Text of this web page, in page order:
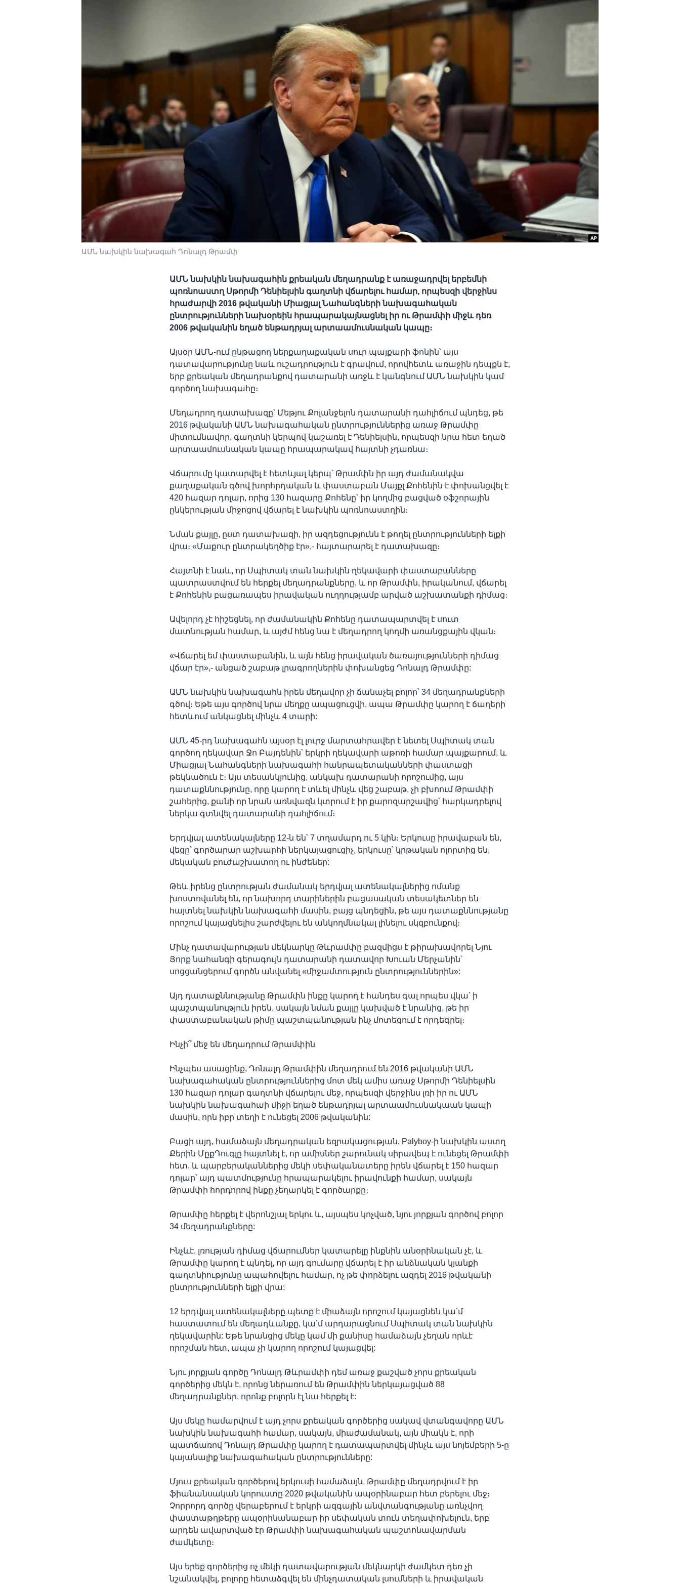
ԱՄՆ նախկին նախագահ Դոնալդ Թրամփ
ԱՄՆ նախկին նախագահին քրեական մեղադրանք է առաջադրվել երբեմնի
պոռնոաստղ Սթորմի Դենիելսին գաղտնի վճարելու համար, որպեսզի վերջինս
հրաժարվի 2016 թվականի Միացյալ Նահանգների նախագահական
ընտրությունների նախօրեին հրապարակայնացնել իր ու Թրամփի միջև դեռ
2006 թվականին եղած ենթադրյալ արտաամուսնական կապը։
Այսօր ԱՄՆ-ում ընթացող ներքաղաքական սուր պայքարի ֆոնին՝ այս
դատավարությունը նաև ուշադրություն է գրավում, որովհետև առաջին դեպքն է,
երբ քրեական մեղադրանքով դատարանի առջև է կանգնում ԱՄՆ նախկին կամ
գործող նախագահը։
Մեղադրող դատախազը՝ Մեթյու Քոլանջելոն դատարանի դահլիճում պնդեց, թե
2016 թվականի ԱՄՆ նախագահական ընտրություններից առաջ Թրամփը
միտումնավոր, գաղտնի կերպով կաշառել է Դենիելսին, որպեսզի նրա հետ եղած
արտաամուսնական կապը հրապարակավ հայտնի չդառնա։
Վճարումը կատարվել է հետևյալ կերպ՝ Թրամփն իր այդ ժամանակվա
քաղաքական գծով խորհրդական և փաստաբան Մայքլ Քոհենին է փոխանցվել է
420 հազար դոլար, որից 130 հազարը Քոհենը՝ իր կողմից բացված օֆշորային
ընկերության միջոցով վճարել է նախկին պոռնոաստղին։
Նման քայլը, ըստ դատախազի, իր ազդեցությունն է թողել ընտրությունների ելքի
վրա։ «Մաքուր ընտրակեղծիք էր»,- հայտարարել է դատախազը։
Հայտնի է նաև, որ Սպիտակ տան նախկին ղեկավարի փաստաբանները
պատրաստվում են հերքել մեղադրանքները, և որ Թրամփն, իրականում, վճարել
է Քոհենին բացառապես իրավական ուղղությամբ արված աշխատանքի դիմաց։
Ավելորդ չէ հիշեցնել, որ ժամանակին Քոհենը դատապարտվել է սուտ
մատնության համար, և այժմ հենց նա է մեղադրող կողմի առանցքային վկան։
«Վճարել եմ փաստաբանին, և այն հենց իրավական ծառայությունների դիմաց
վճար էր»,- անցած շաբաթ լրագրողներին փոխանցեց Դոնալդ Թրամփը:
ԱՄՆ նախկին նախագահն իրեն մեղավոր չի ճանաչել բոլոր՝ 34 մեղադրանքների
գծով։ Եթե այս գործով նրա մեղքը ապացուցվի, ապա Թրամփը կարող է ճաղերի
հետևում անկացնել մինչև 4 տարի:
ԱՄՆ 45-րդ նախագահն այսօր էլ լուրջ մարտահրավեր է նետել Սպիտակ տան
գործող ղեկավար Ջո Բայդենին՝ երկրի ղեկավարի աթոռի համար պայքարում, և
Միացյալ Նահանգների նախագահի հանրապետականների փաստացի
թեկնածուն է։ Այս տեսանկյունից, անկախ դատարանի որոշումից, այս
դատաքննությունը, որը կարող է տևել մինչև վեց շաբաթ, չի բխոում Թրամփի
շահերից, քանի որ նրան առնվազն կտրում է իր քարոզարշավից՝ հարկադրելով
ներկա գտնվել դատարանի դահլիճում։
Երդվյալ ատենակալները 12-ն են՝ 7 տղամարդ ու 5 կին։ Երկուսը իրավաբան են,
վեցը՝ գործարար աշխարհի ներկայացուցիչ, երկուսը՝ կրթական ոլորտից են,
մեկական բուժաշխատող ու ինժեներ:
Թեև իրենց ընտրության ժամանակ երդվյալ ատենակալներից ոմանք
խոստովանել են, որ նախորդ տարիներին բացասական տեսակետներ են
հայտնել նախկին նախագահի մասին, բայց պնդեցին, թե այս դատաքննությանը
որոշում կայացնելիս շարժվելու են անկողմնակալ լինելու սկզբունքով։
Մինչ դատավարության մեկնարկը Թևրամփը բազմիցս է թիրախավորել Նյու
Յորք նահանգի գերագույն դատարանի դատավոր Խուան Մերչանին՝
սոցցանցերում գործն անվանել «միջամտություն ընտրություններին»:
Այդ դատաքննությանը Թրամփն ինքը կարող է հանդես գալ որպես վկա՝ ի
պաշտպանություն իրեն, սակայն նման քայլը կախված է նրանից, թե իր
փաստաբանական թիմը պաշտպանության ինչ մոտեցում է որդեգրել։
Ինչի՞ մեջ են մեղադրում Թրամփին
Ինչպես ասացինք, Դոնալդ Թրամփին մեղադրում են 2016 թվականի ԱՄՆ
նախագահական ընտրություններից մոտ մեկ ամիս առաջ Սթորմի Դենիելսին
130 հազար դոլար գաղտնի վճարելու մեջ, որպեսզի վերջինս լռի իր ու ԱՄՆ
նախկին նախագահաի միջի եղած ենթադրյալ արտաամուսնակաան կապի
մասին, որն իբր տեղի է ունեցել 2006 թվականին:
Բացի այդ, համաձայն մեղադրական եզրակացության, Palyboy-ի նախկին աստղ
Քերին ՄըքԴուգլը հայտնել է, որ ամիսներ շարունակ սիրավեպ է ունեցել Թրամփի
հետ, և պարբերականներից մեկի սեփականատերը իրեն վճարել է 150 հազար
դոլար՝ այդ պատմությունը հրապարակելու իրավունքի համար, սակայն
Թրամփի հորդորով ինքը չեղարկել է գործարքը։
Թրամփը հերքել է վերոնշյալ երկու և, այսպես կոչված, նյու յորքյան գործով բոլոր
34 մեղադրանքները:
Ինչևէ, լռության դիմաց վճարումներ կատարելը ինքնին անօրինական չէ, և
Թրամփը կարող է պնդել, որ այդ գումարը վճարել է իր անձնական կյանքի
գաղտնիությունը ապահովելու համար, ոչ թե փորձելու ազդել 2016 թվականի
ընտրությունների ելքի վրա:
12 երդվյալ ատենակալները պետք է միաձայն որոշում կայացնեն կա՛մ
հաստատում են մեղադևանքը, կա՛մ արդարացնում Սպիտակ տան նախկին
ղեկավարին: Եթե նրանցից մեկը կամ մի քանիսը համաձայն չեղան որևէ
որոշման հետ, ապա չի կարող որոշում կայացվել:
Նյու յորքյան գործը Դոնալդ Թևրամփի դեմ առաջ քաշված չորս քրեական
գործերից մեկն է, որոնց ներառում են Թրամփին ներկայացված 88
մեղադրանքներ, որոնք բոլորն էլ նա հերքել է:
Այս մեկը համարվում է այդ չորս քրեական գործերից սակավ վտանգավորը ԱՄՆ
նախկին նախագահի համար, սակայն, միաժամանակ, այն միակն է, որի
պատճառով Դոնալդ Թրամփը կարող է դատապարտվել մինչև այս նոյեմբերի 5-ը
կայանալիք նախագահական ընտրությունները:
Մյուս քրեական գործերով երկուսի համաձայն, Թրամփը մեղադրվում է իր
ֆիանանսական կորուստը 2020 թվականին ապօրինաբար հետ բերելու մեջ։
Չորրորդ գործը վերաբերում է երկրի ազգային անվտանգությանը առնչվող
փաստաթղթերը ապօրինանաբար իր սեփական տուն տեղափոխելուն, երբ
արդեն ավարտված էր Թրամփի նախագահական պաշտոնավարման
ժամկետը։
Այս երեք գործերից ոչ մեկի դատավարության մեկնարկի ժամկետ դեռ չի
նշանակվել, բոլորը հետաձգվել են մինչդատական լսումների և իրավական